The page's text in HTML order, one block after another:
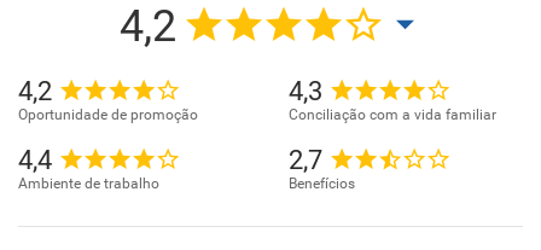
4,2
4,2
Oportunidade de promoção
4,3
Conciliação com a vida familiar
4,4
Ambiente de trabalho
2,7
Benefícios